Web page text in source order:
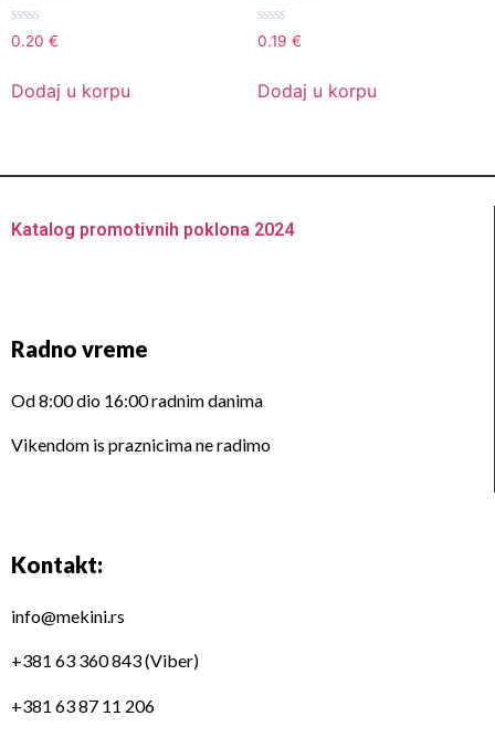
Ocenjeno
sa
5
0.20 €
Dodaj u korpu
Ocenjeno
sa
5
0.19 €
Dodaj u korpu
Katalog promotivnih poklona 2024
Radno vreme
Od 8:00 dio 16:00 radnim danima
Vikendom is praznicima ne radimo
Kontakt:
info@mekini.rs
+381 63 360 843 (Viber)
+381 63 87 11 206